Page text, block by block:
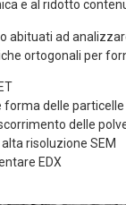
e al ridotto
abituati ad
ortogonali per
forma delle particelle
delle
risoluzione SEM
EDX